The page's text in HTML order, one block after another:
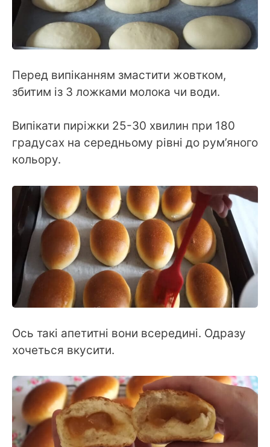
Перед випіканням змастити жовтком,
збитим із 3 ложками молока чи води.
Випікати пиріжки 25-30 хвилин при 180
градусах на середньому рівні до рум’яного
кольору.
Ось такі апетитні вони всередині. Одразу
хочеться вкусити.